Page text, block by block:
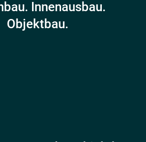
Innenausbau.
Objektbau.